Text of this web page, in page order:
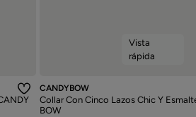
Vista
rápida
CANDYBOW
Collar Con Cinco Lazos Chic Y
BOW